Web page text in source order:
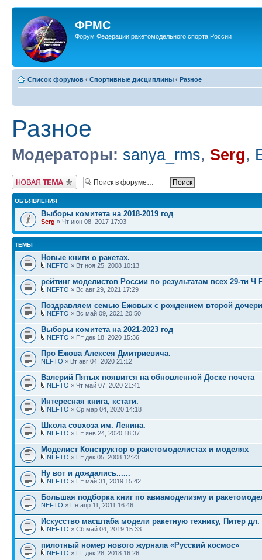
ФРМС
Форум Федерации ракетомодельного спорта России
Список форумов ‹ Спортивные дисциплины ‹ Разное
Разное
Модераторы: sanya_rms, Serg,
Новая тема
ОБЪЯВЛЕНИЯ
Выборы комитета на 2018-2019 год
Serg » Чт июн 08, 2017 17:03
ТЕМЫ
Новые книги о ракетах.
NEFTO » Вт ноя 25, 2008 10:13
рейтинг моделистов России по результатам всех 29-ти
NEFTO » Вс авг 29, 2021 17:29
Поздравляем семью Ежовых с рождением второй
NEFTO » Вс май 09, 2021 20:50
Выборы комитета на 2021-2023 год
NEFTO » Пт дек 18, 2020 15:36
Про Ежова Алексея Дмитриевича.
NEFTO » Вт авг 04, 2020 21:12
Валерий Пятых появится на обновленной Доске почета
NEFTO » Чт май 07, 2020 21:41
Интересная книга, кстати.
NEFTO » Ср мар 04, 2020 14:18
Школа совхоза им. Ленина.
NEFTO » Пт янв 24, 2020 18:37
Моделист Конструктор о ракетомоделистах и моделях
NEFTO » Пт дек 05, 2008 12:23
Ну вот и дождались......
NEFTO » Пт май 31, 2019 15:42
Большая подборка книг по авиамоделизму и
NEFTO » Пн апр 11, 2011 16:46
Искусство масштаба модели ракетную технику, Питер дл.
NEFTO » Сб май 04, 2019 15:33
пилотный номер нового журнала «Русский космос»
NEFTO » Пт дек 28, 2018 16:26